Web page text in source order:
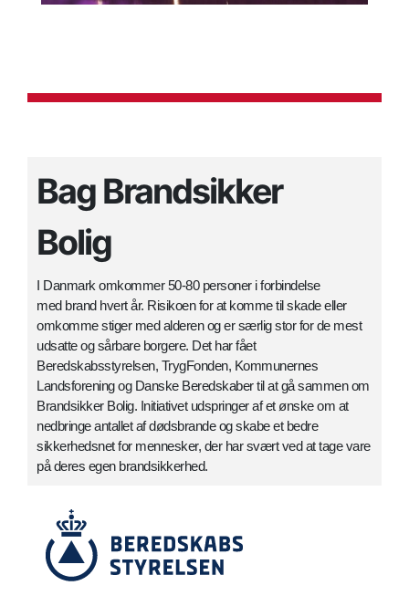
Bag Brandsikker
Bolig
I Danmark omkommer 50-80 personer i forbindelse
med brand hvert år. Risikoen for at komme til skade eller
omkomme stiger med alderen og er særlig stor for de mest
udsatte og sårbare borgere. Det har fået
Beredskabsstyrelsen, TrygFonden, Kommunernes
Landsforening og Danske Beredskaber til at gå sammen om
Brandsikker Bolig. Initiativet udspringer af et ønske om at
nedbringe antallet af dødsbrande og skabe et bedre
sikkerhedsnet for mennesker, der har svært ved at tage vare
på deres egen brandsikkerhed.